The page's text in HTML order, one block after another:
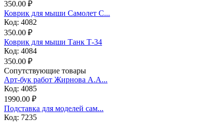
350.00 ₽
Коврик для мыши Самолет С...
Код: 4082
350.00 ₽
Коврик для мыши Танк Т-34
Код: 4084
350.00 ₽
Сопутствующие товары
Арт-бук работ Жирнова А.А...
Код: 4085
1990.00 ₽
Подставка для моделей сам...
Код: 7235